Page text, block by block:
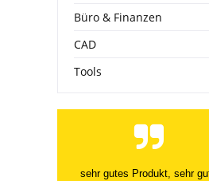
Büro & Finanzen
CAD
Tools
Der erste Produktkey stellt